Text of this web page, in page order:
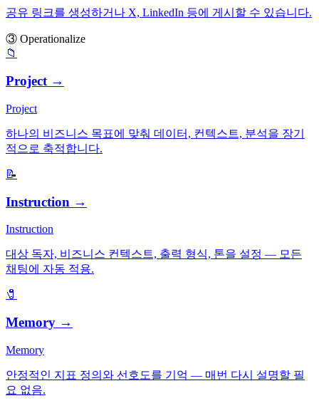
공유 링크를 생성하거나 X, LinkedIn 등에 게시할 수 있습니다.
③ Operationalize
📁
Project →
Project
하나의 비즈니스 목표에 맞춰 데이터, 컨텍스트, 분석을 장기
적으로 축적합니다.
📝
Instruction →
Instruction
대상 독자, 비즈니스 컨텍스트, 출력 형식, 톤을 설정 — 모든
채팅에 자동 적용.
🧷
Memory →
Memory
안정적인 지표 정의와 선호도를 기억 — 매번 다시 설명할 필
요 없음.